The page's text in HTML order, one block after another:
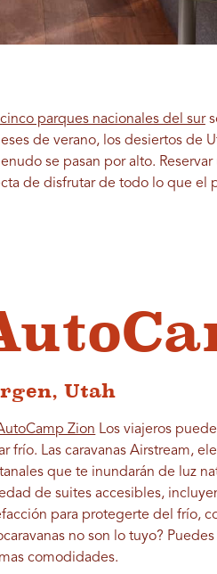
cinco parques nacionales del sur
de verano, los desiertos de
se pasan por alto.
de disfrutar de todo lo que el
Utah
Zion Los viajeros
frío. Las caravanas Airstream,
que te inundarán de luz
de suites accesibles,
para protegerte del frío,
no son lo tuyo?
comodidades.